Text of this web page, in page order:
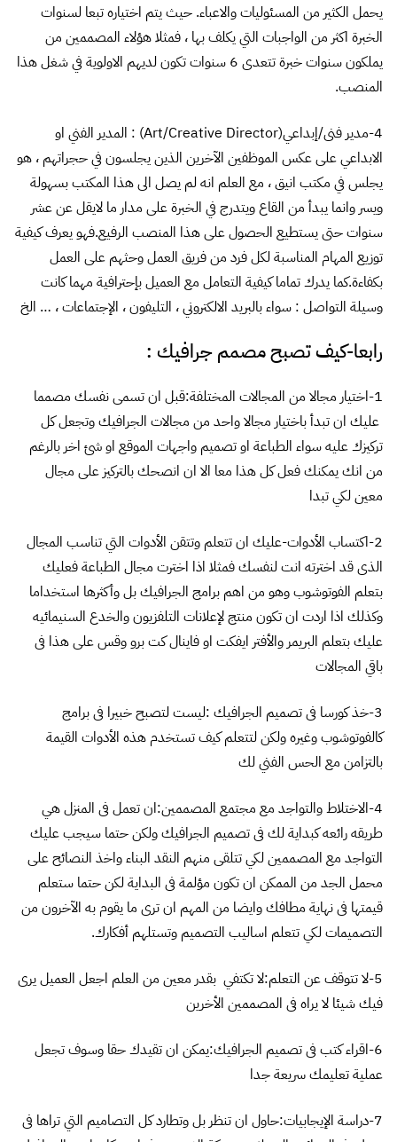
يحمل الكثير من المسئوليات والاعباء. حيث يتم اختياره تبعا لسنوات
الخبرة اكثر من الواجبات التي يكلف بها ، فمثلا هؤلاء المصممين من
يملكون سنوات خبرة تتعدى 6 سنوات تكون لديهم الاولوية في شغل هذا
المنصب.
4-مدير فنى/إبداعي(Art/Creative Director) : المدير الفني او
الابداعي على عكس الموظفين الآخرين الذين يجلسون في حجراتهم ، هو
يجلس في مكتب انيق ، مع العلم انه لم يصل الى هذا المكتب بسهولة
ويسر وانما يبدأ من القاع ويتدرج في الخبرة على مدار ما لايقل عن عشر
سنوات حتى يستطيع الحصول على هذا المنصب الرفيع.فهو يعرف كيفية
توزيع المهام المناسبة لكل فرد من فريق العمل وحثهم على العمل
بكفاءة.كما يدرك تماما كيفية التعامل مع العميل بإحترافية مهما كانت
وسيلة التواصل : سواء بالبريد الالكتروني ، التليفون ، الإجتماعات ، … الخ
رابعا-كيف تصبح مصمم جرافيك :
1-اختيار مجالا من المجالات المختلفة:قبل ان تسمى نفسك مصمما
عليك ان تبدأ باختيار مجالا واحد من مجالات الجرافيك وتجعل كل
تركيزك عليه سواء الطباعة او تصميم واجهات الموقع او شئ اخر بالرغم
من انك يمكنك فعل كل هذا معا الا ان انصحك بالتركيز على مجال
معين لكي تبدا
2-اكتساب الأدوات-عليك ان تتعلم وتتقن الأدوات التي تناسب المجال
الذى قد اخترته انت لنفسك فمثلا اذا اخترت مجال الطباعة فعليك
بتعلم الفوتوشوب وهو من اهم برامج الجرافيك بل وأكثرها استخداما
وكذلك اذا اردت ان تكون منتج لإعلانات التلفزيون والخدع السنيمائيه
عليك بتعلم البريمر والأفتر ايفكت او فاينال كت برو وقس على هذا فى
باقي المجالات
3-خذ كورسا فى تصميم الجرافيك :ليست لتصبح خبيرا فى برامج
كالفوتوشوب وغيره ولكن لتتعلم كيف تستخدم هذه الأدوات القيمة
بالتزامن مع الحس الفني لك
4-الاختلاط والتواجد مع مجتمع المصممين:ان تعمل فى المنزل هي
طريقه رائعه كبداية لك فى تصميم الجرافيك ولكن حتما سيجب عليك
التواجد مع المصممين لكي تتلقى منهم النقد البناء واخذ النصائح على
محمل الجد من الممكن ان تكون مؤلمة فى البداية لكن حتما ستعلم
قيمتها فى نهاية مطافك وايضا من المهم ان ترى ما يقوم به الآخرون من
التصميمات لكي تتعلم اساليب التصميم وتستلهم أفكارك.
5-لا تتوقف عن التعلم:لا تكتفي بقدر معين من العلم اجعل العميل يرى
فيك شيئا لا يراه فى المصممين الأخرين
6-اقراء كتب فى تصميم الجرافيك:يمكن ان تقيدك حقا وسوف تجعل
عملية تعليمك سريعة جدا
7-دراسة الإيجابيات:حاول ان تنظر بل وتطارد كل التصاميم التي تراها فى